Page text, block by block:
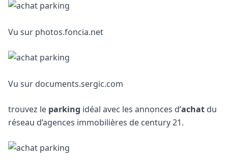
Vu sur photos.foncia.net
Vu sur documents.sergic.com
trouvez le parking idéal avec les annonces d’achat du
réseau d’agences immobilières de century 21.